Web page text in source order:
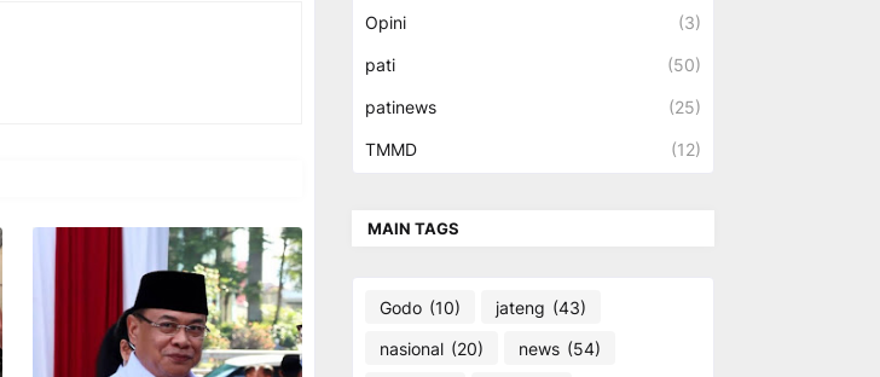
Opini (3)
pati (50)
patinews (25)
TMMD (12)
MAIN TAGS
Godo (10) jateng (43)
nasional (20) news (54)